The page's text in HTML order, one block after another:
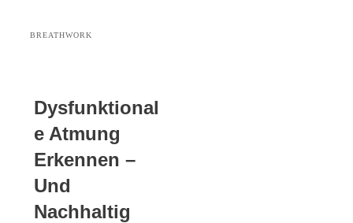
BREATHWORK
Dysfunktional
E Atmung
Erkennen –
Und
Nachhaltig